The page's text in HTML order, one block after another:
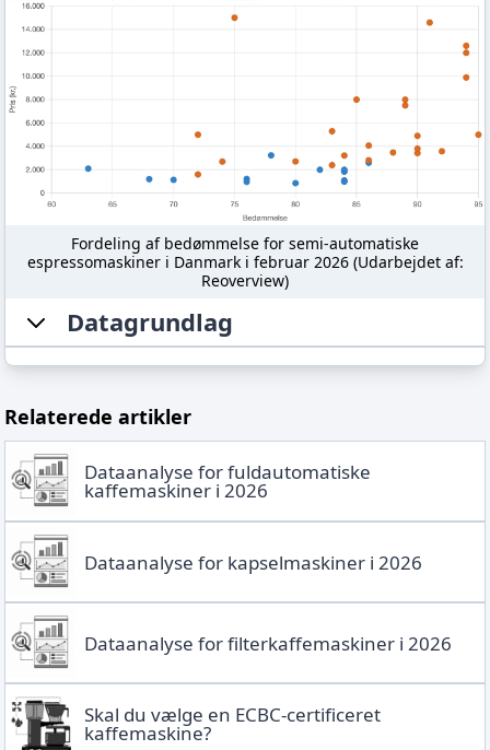
Fordeling af bedømmelse for semi-automatiske
espressomaskiner i Danmark i februar 2026 (Udarbejdet af:
Reoverview)
Datagrundlag
Relaterede artikler
Dataanalyse for fuldautomatiske
kaffemaskiner i 2026
Dataanalyse for kapselmaskiner i 2026
Dataanalyse for filterkaffemaskiner i 2026
Skal du vælge en ECBC-certificeret
kaffemaskine?